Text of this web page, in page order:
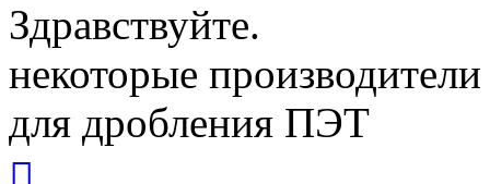
Здравствуйте.
некоторые
для дробления ПЭТ